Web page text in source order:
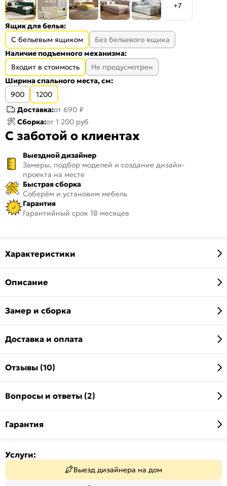
+7
Ящик для белья:
С бельевым ящиком
Без бельевого ящика
Наличие подъемного механизма:
Входит в стоимость
Не предусмотрен
Ширина спального места, см:
900
1200
Доставка:от 690 ₽
Сборка:от 1 200 руб
С заботой о клиентах
Выездной дизайнер
Замеры, подбор моделей и создание дизайн-
проекта на месте
Быстрая сборка
Соберём и установим мебель
Гарантия
Гарантийный срок 18 месяцев
Характеристики
Описание
Замер и сборка
Доставка и оплата
Отзывы (10)
Вопросы и ответы (2)
Гарантия
Услуги:
Выезд дизайнера на дом